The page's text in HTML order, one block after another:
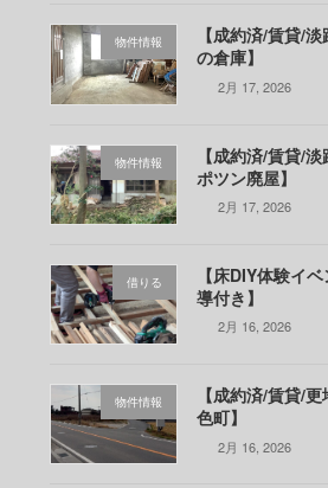
物件情報
【成約済/賃貸/
の倉庫】
2月 17, 2026
物件情報
【成約済/賃貸/
ポツン廃屋】
2月 17, 2026
借りる
【床DIY体験イ
導付き】
2月 16, 2026
物件情報
【成約済/賃貸/
色町】
2月 16, 2026